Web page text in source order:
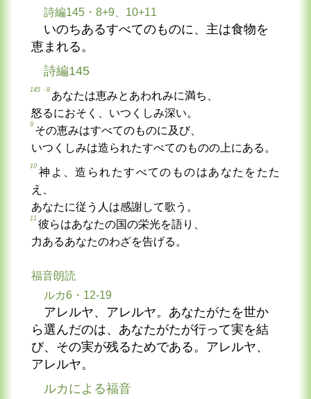
詩編145・8+9、10+11
いのちあるすべてのものに、主は食物を
恵まれる。
詩編145
145・8
あなたは恵みとあわれみに満ち、
怒るにおそく、いつくしみ深い。
9
その恵みはすべてのものに及び、
いつくしみは造られたすべてのものの上にある。
10
神よ、造られたすべてのものはあなたをたた
え、
あなたに従う人は感謝して歌う。
11
彼らはあなたの国の栄光を語り、
力あるあなたのわざを告げる。
福音朗読
ルカ6・12-19
アレルヤ、アレルヤ。あなたがたを世か
ら選んだのは、あなたがたが行って実を結
び、その実が残るためである。アレルヤ、
アレルヤ。
ルカによる福音